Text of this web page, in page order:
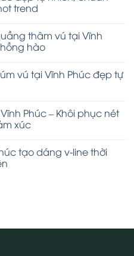
trend
thâm vú tại Vĩnh
hào
vú tại Vĩnh Phúc đẹp tự
Phúc – Khôi phục nét
xúc
tạo dáng v-line thời